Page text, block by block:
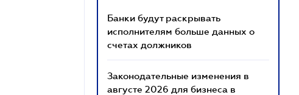
Банки будут раскрывать
исполнителям больше данных о
счетах должников
Законодательные изменения в
августе 2026 для бизнеса в